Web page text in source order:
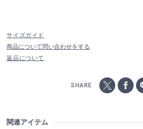
サイズガイド
商品について問い合わせをする
返品について
SHARE
関連アイテム